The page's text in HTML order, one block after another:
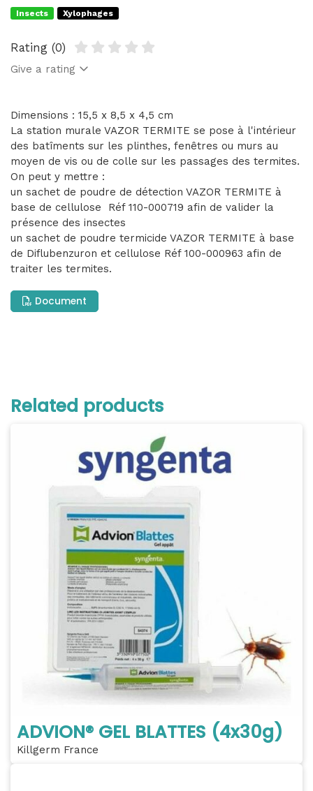
Insects Xylophages
Rating (0)
Give a rating
Dimensions : 15,5 x 8,5 x 4,5 cm
La station murale VAZOR TERMITE se pose à l'intérieur
des batîments sur les plinthes, fenêtres ou murs au
moyen de vis ou de colle sur les passages des termites.
On peut y mettre :
un sachet de poudre de détection VAZOR TERMITE à
base de cellulose Réf 110-000719 afin de valider la
présence des insectes
un sachet de poudre termicide VAZOR TERMITE à base
de Diflubenzuron et cellulose Réf 100-000963 afin de
traiter les termites.
Document
Related products
ADVION® GEL BLATTES (4x30g)
Killgerm France